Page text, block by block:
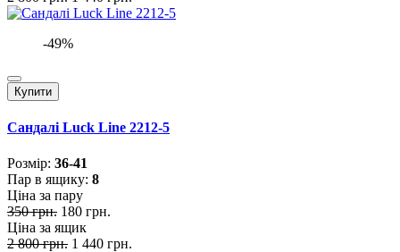
-49%
Купити
Сандалі Luck Line 2212-5
Розмiр: 36-41
Пар в ящику: 8
Ціна за пару
350 грн. 180 грн.
Ціна за ящик
2 800 грн. 1 440 грн.